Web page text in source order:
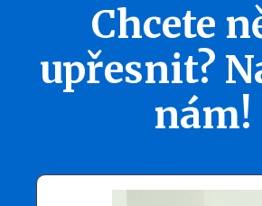
Chcete
upřesnit?
nám!